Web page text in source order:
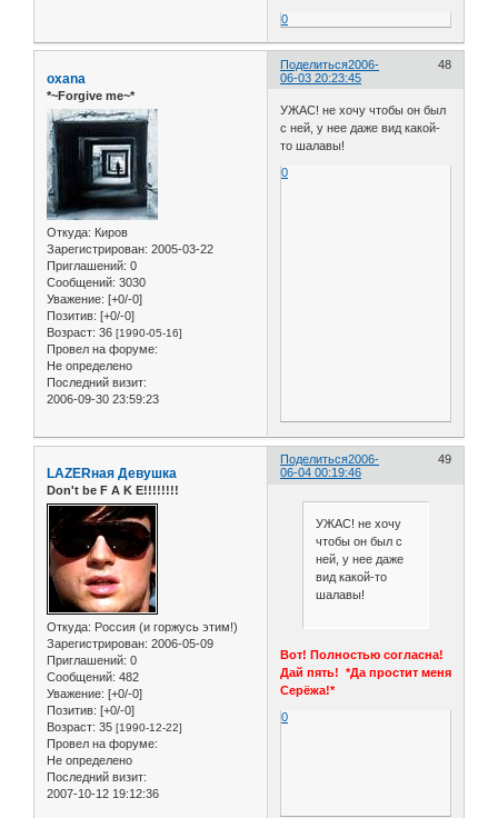
0
Поделиться 48
2006-
06-03 20:23:45
oxana
*~Forgive me~*
Откуда: Киров
Зарегистрирован: 2005-03-22
Приглашений: 0
Сообщений: 3030
Уважение: [+0/-0]
Позитив: [+0/-0]
Возраст: 36 [1990-05-16]
Провел на форуме:
Не определено
Последний визит:
2006-09-30 23:59:23
УЖАС! не хочу чтобы он был
с ней, у нее даже вид какой-
то шалавы!
0
Поделиться 49
2006-
06-04 00:19:46
LAZERная Девушка
Don't be F A K E!!!!!!!!
Откуда: Россия (и горжусь этим!)
Зарегистрирован: 2006-05-09
Приглашений: 0
Сообщений: 482
Уважение: [+0/-0]
Позитив: [+0/-0]
Возраст: 35 [1990-12-22]
Провел на форуме:
Не определено
Последний визит:
2007-10-12 19:12:36
УЖАС! не хочу
чтобы он был с
ней, у нее даже
вид какой-то
шалавы!
Вот! Полностью согласна!
Дай пять! *Да простит меня
Серёжа!*
0